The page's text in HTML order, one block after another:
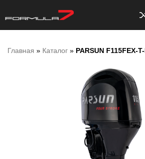
Главная » Каталог » PARSUN F115FEX-